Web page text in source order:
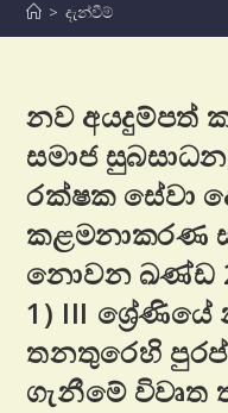
> දැන්වීම්
නව අයදුම්පත්
සමාජ
රක්ෂක සේවා
කළමනාකරණ
නොවන ඛණ්ඩ 2
1) III ශ්‍රේණියේ
තනතුරෙහි
ගැනීමේ විවෘත